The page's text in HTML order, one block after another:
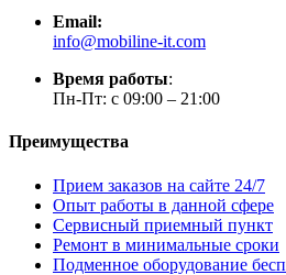
Email:
info@mobiline-it.com
Время работы:
Пн-Пт: с 09:00 – 21:00
Преимущества
Прием заказов на сайте 24/7
Опыт работы в данной сфере
Сервисный приемный пункт
Ремонт в минимальные сроки
Подменное оборудование